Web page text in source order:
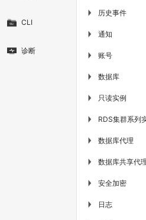
CLI
诊断
▶ 历史事件
▶ 通知
▶ 账号
▶ 数据库
▶ 只读实例
▶ RDS集群系列
▶ 数据库代理
▶ 数据库共享代
▶ 安全加密
▶ 日志